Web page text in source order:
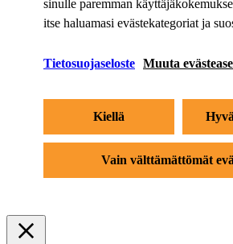
sinulle paremman
itse haluamasi evästekategoriat ja
Tietosuojaseloste Muuta
Kiellä
Vain välttämättömät